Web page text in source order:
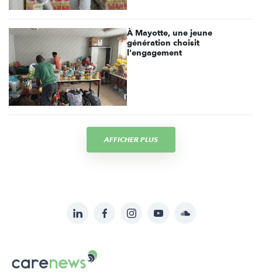
À Mayotte, une jeune
génération choisit
l'engagement
AFFICHER PLUS
sur:
LinkedInFacebookInstagramYouTubeSoundcloud
Carenews,
Le